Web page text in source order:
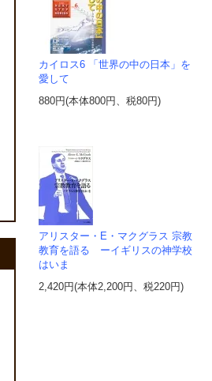
カイロス6 「世界の中の日本」を
愛して
880円(本体800円、税80円)
アリスター・E・マクグラス 宗教
教育を語る ーイギリスの神学校
はいま
2,420円(本体2,200円、税220円)